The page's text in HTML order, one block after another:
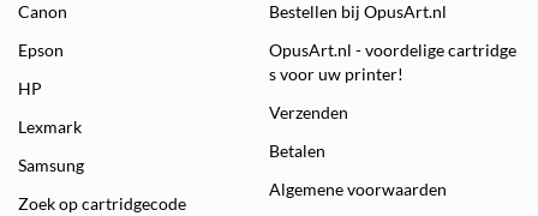
Canon
Epson
HP
Lexmark
Samsung
Zoek op cartridgecode
Bestellen bij OpusArt.nl
OpusArt.nl - voordelige cartridge
s voor uw printer!
Verzenden
Betalen
Algemene voorwaarden